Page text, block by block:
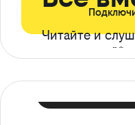
Читайте и
ограничений*